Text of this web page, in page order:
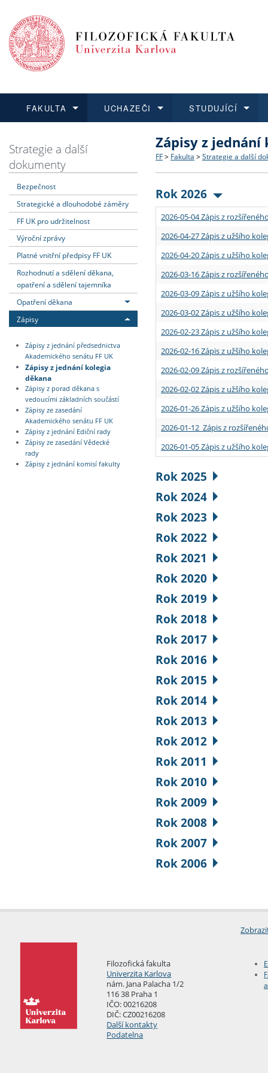
FAKULTA
Dozvědět se více
Struktura a historie
Strategie a další
Podpora a benefity pro
Absolventi fakulty
UCHAZEČI
Podat přihlášku
Co studovat a jak se
Učitelské studijní
Informace k průběhu
STUDUJÍCÍ
Dozvědět se více
Bakalářské a magisterské
Doktorské studium
Rigorózní řízení
Dozvědět se více
O vědě a výzkumu na FF
Akademické kvalifikace
Granty a projekty
Dozvědět se více
Aktuální nabídky a
Vyjíždějící studenti
Přijíždějící studenti
Vyjíždějící zaměstnanci
Strategie a další
dokumenty
Bezpečnost
Strategické a dlouhodobé záměry
FF UK pro udržitelnost
Výroční zprávy
Platné vnitřní předpisy FF UK
Rozhodnutí a sdělení děkana,
opatření a sdělení tajemníka
Opatření děkana
Zápisy
Zápisy z jednání předsednictva
Akademického senátu FF UK
Zápisy z jednání kolegia
děkana
Zápisy z porad děkana s
vedoucími základních součástí
Zápisy ze zasedání
Akademického senátu FF UK
Zápisy z jednání Ediční rady
Zápisy ze zasedání Vědecké
rady
Zápisy z jednání komisí fakulty
Zápisy z jednání
FF > Fakulta > Strategie a další
Rok 2026
2026-05-04 Zápis z
2026-04-27 Zápis z užšího
2026-04-20 Zápis z užšího
2026-03-16 Zápis z
2026-03-09 Zápis z užšího
2026-03-02 Zápis z užšího
2026-02-23 Zápis z užšího
2026-02-16 Zápis z užšího
2026-02-09 Zápis z
2026-02-02 Zápis z užšího
2026-01-26 Zápis z užšího
2026-01-12 Zápis z
2026-01-05 Zápis z užšího
Rok 2025
Rok 2024
Rok 2023
Rok 2022
Rok 2021
Rok 2020
Rok 2019
Rok 2018
Rok 2017
Rok 2016
Rok 2015
Rok 2014
Rok 2013
Rok 2012
Rok 2011
Rok 2010
Rok 2009
Rok 2008
Rok 2007
Rok 2006
Filozofická fakulta
Univerzita Karlova
nám. Jana Palacha 1/2
116 38 Praha 1
IČO: 00216208
DIČ: CZ00216208
Další kontakty
Podatelna